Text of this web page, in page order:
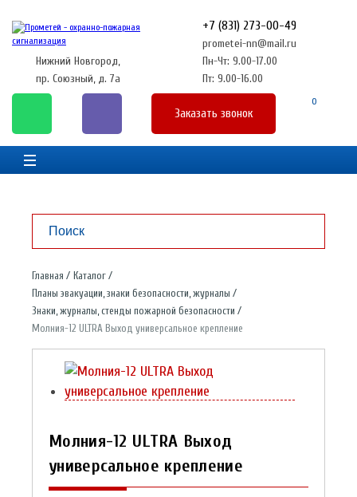
+7 (831) 273-00-49
prometei-nn@mail.ru
Нижний Новгород,
пр. Союзный, д. 7а
Пн-Чт: 9.00-17.00
Пт: 9.00-16.00
Заказать звонок
0
Главная
Каталог
Планы эвакуации, знаки безопасности, журналы
Знаки, журналы, стенды пожарной безопасности
Молния-12 ULTRA Выход универсальное крепление
Молния-12 ULTRA Выход
универсальное крепление